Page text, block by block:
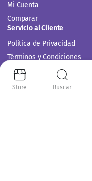
Mi Cuenta
Comparar
Servicio al Cliente
Politica de Privacidad
Términos y Condiciones
Siguenos en:
Store Buscar